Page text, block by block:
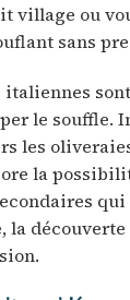
village ou
sans
italiennes
le souffle.
les
la
la